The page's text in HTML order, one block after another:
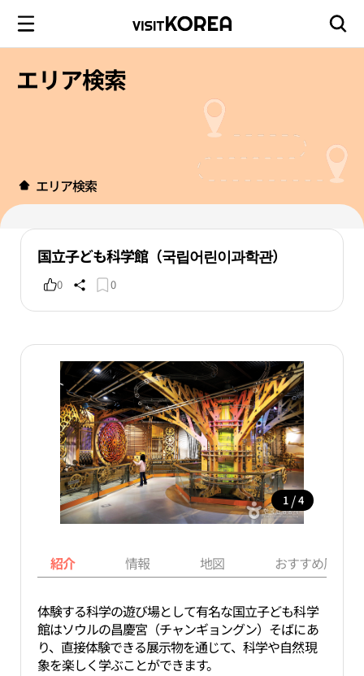
エリア検索
エリア検索
国立子ども科学館（국립어린이과학관）
0 0
1 / 4
紹介 情報 地図 おすすめ周辺
体験する科学の遊び場として有名な国立子ども科学
館はソウルの昌慶宮（チャンギョングン）そばにあ
り、直接体験できる展示物を通じて、科学や自然現
象を楽しく学ぶことができます。